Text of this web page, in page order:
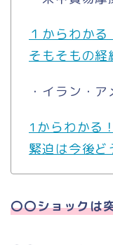
１からわかる
そもそもの経
・イラン・
1からわかる
緊迫は今後ど
〇〇ショックは